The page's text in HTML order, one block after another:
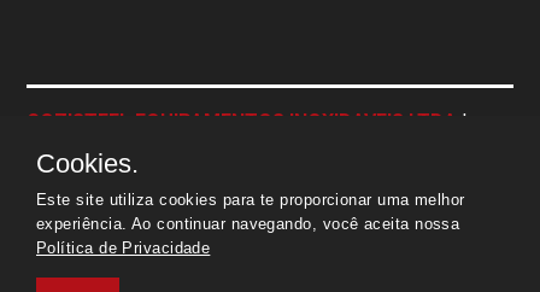
COZISTEEL EQUIPAMENTOS INOXIDAVEIS LTDA |
CNPJ:
04.337.443/0001-23 | © Todos os direitos
reservados
Cookies.
Este site utiliza cookies para te proporcionar uma melhor
experiência. Ao continuar navegando, você aceita nossa
Política de Privacidade